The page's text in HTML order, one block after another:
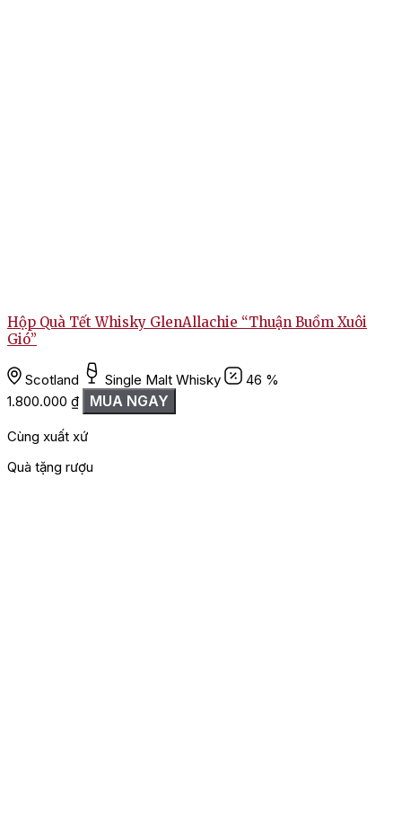
Hộp Quà Tết Whisky GlenAllachie “Thuận Buồm Xuôi
Gió”
Scotland Single Malt Whisky
46 %
1.800.000 ₫ MUA NGAY
Cùng xuất xứ
Quà tặng rượu